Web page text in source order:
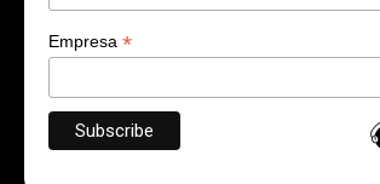
Empresa *